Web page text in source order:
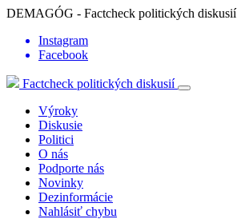
DEMAGÓG - Factcheck politických diskusií
Instagram
Facebook
Factcheck politických diskusií
Výroky
Diskusie
Politici
O nás
Podporte nás
Novinky
Dezinformácie
Nahlásiť chybu